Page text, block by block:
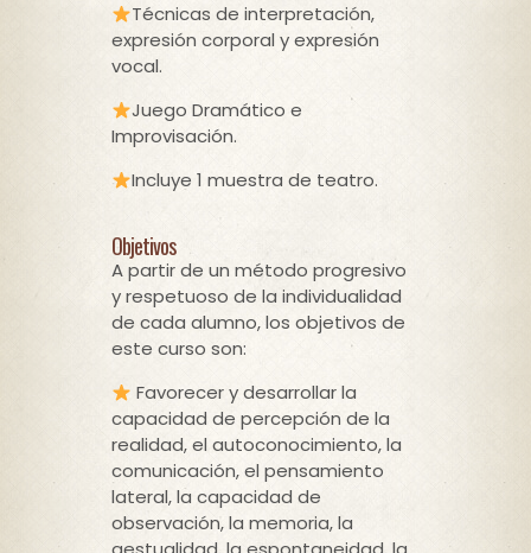
Técnicas de interpretación,
expresión corporal y expresión
vocal.
Juego Dramático e
Improvisación.
Incluye 1 muestra de teatro.
Objetivos
A partir de un método progresivo
y respetuoso de la individualidad
de cada alumno, los objetivos de
este curso son:
Favorecer y desarrollar la
capacidad de percepción de la
realidad, el autoconocimiento, la
comunicación, el pensamiento
lateral, la capacidad de
observación, la memoria, la